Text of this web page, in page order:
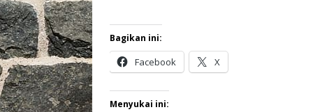
Bagikan ini:
Facebook X
Menyukai ini: